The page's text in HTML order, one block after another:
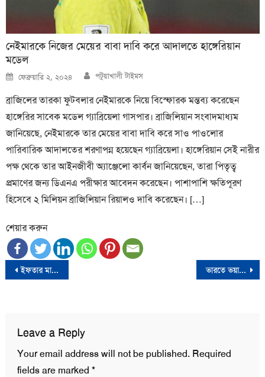
নেইমারকে নিজের মেয়ের বাবা দাবি করে আদালতে হাঙ্গেরিয়ান
মডেল
Posted
on
ফেব্রুয়ারি ২, ২০২৪ Author
পটুয়াখালী টাইমস
ব্রাজিলের তারকা ফুটবলার নেইমারকে নিয়ে বিস্ফোরক মন্তব্য করেছেন
হাঙ্গেরির সাবেক মডেল গ্যাব্রিয়েলা গাসপার। ব্রাজিলিয়ান সংবাদমাধ্যম
জানিয়েছে, নেইমারকে তার মেয়ের বাবা দাবি করে সাও পাওলোর
পারিবারিক আদালতের শরণাপন্ন হয়েছেন গ্যাব্রিয়েলা। হাঙ্গেরিয়ান সেই নারীর
পক্ষ থেকে তার আইনজীবী অ্যাঞ্জেলো কার্বন জানিয়েছেন, তারা পিতৃত্ব
প্রমাণের জন্য ডিএনএ পরীক্ষার আবেদন করেছেন। পাশাপাশি ক্ষতিপূরণ
হিসেবে ২ মিলিয়ন ব্রাজিলিয়ান রিয়ালও দাবি করেছেন। […]
শেয়ার করুন
Post
ইফতার মাহফিল না করার নির্দেশ প্রধানমন্ত্রীর ভারতে ভয়াবহ ট্রেন দুর্ঘটনা
Leave a Reply
Your email address will not be published. Required
fields are marked *